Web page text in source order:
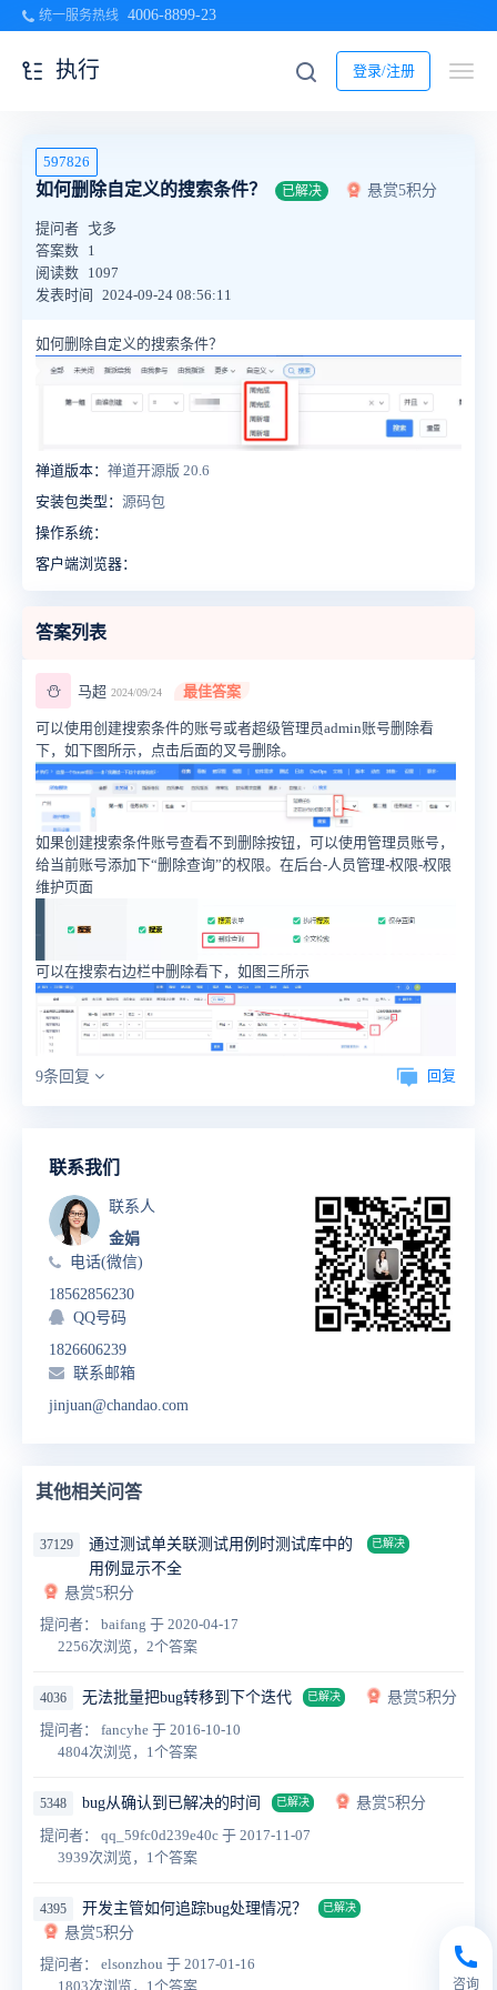
统一服务热线 4006-8899-23
登录/注册
执行
597826
如何删除自定义的搜索条件？ 已解决 悬赏5积分
提问者 戈多
答案数 1
阅读数 1097
发表时间
2024-09-24 08:56:11
如何删除自定义的搜索条件？
禅道版本： 禅道开源版 20.6
安装包类型： 源码包
操作系统：
客户端浏览器：
答案列表
⛄ 马超 2024/09/24 最佳答案
可以使用创建搜索条件的账号或者超级管理员admin账号删除看
下，如下图所示，点击后面的叉号删除。
如果创建搜索条件账号查看不到删除按钮，可以使用管理员账号，
给当前账号添加下“删除查询”的权限。在后台-人员管理-权限-权限
维护页面
可以在搜索右边栏中删除看下，如图三所示
9条回复 回复
联系我们
联系人
金娟
电话(微信)
18562856230
QQ号码
1826606239
联系邮箱
jinjuan@chandao.com
其他相关问答
37129
通过测试单关联测试用例时测试库中的
用例显示不全
已解决
悬赏5积分
提问者： baifang 于 2020-04-17
2256次浏览，2个答案
4036 无法批量把bug转移到下个迭代 已解决
悬赏5积分
提问者： fancyhe 于 2016-10-10
4804次浏览，1个答案
5348 bug从确认到已解决的时间 已解决
悬赏5积分
提问者： qq_59fc0d239e40c 于 2017-11-07
3939次浏览，1个答案
4395 开发主管如何追踪bug处理情况？ 已解决
悬赏5积分
提问者： elsonzhou 于 2017-01-16
1803次浏览，1个答案
咨询